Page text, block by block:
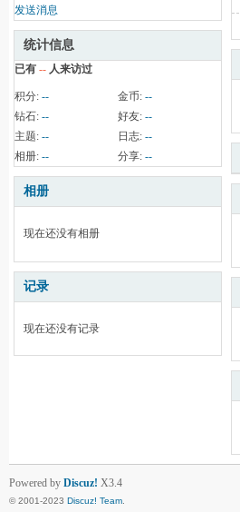
发送消息
统计信息
已有 -- 人来访过
积分: -- 金币: --
钻石: -- 好友: --
主题: -- 日志: --
相册: -- 分享: --
相册
现在还没有相册
记录
现在还没有记录
Powered by Discuz! X3.4
© 2001-2023 Discuz! Team